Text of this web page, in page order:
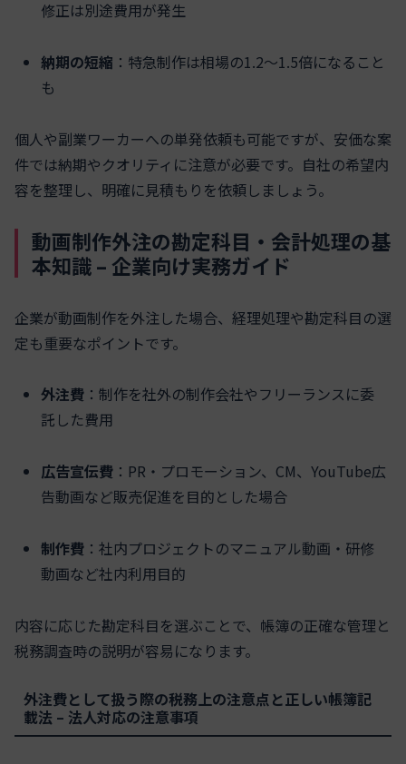
修正は別途費用が発生
納期の短縮 ：特急制作は相場の1.2～1.5倍になること
も
個人や副業ワーカーへの単発依頼も可能ですが、安価な案
件では納期やクオリティに注意が必要です。自社の希望内
容を整理し、明確に見積もりを依頼しましょう。
動画制作外注の勘定科目・会計処理の基
本知識 – 企業向け実務ガイド
企業が動画制作を外注した場合、経理処理や勘定科目の選
定も重要なポイントです。
外注費 ：制作を社外の制作会社やフリーランスに委
託した費用
広告宣伝費 ：PR・プロモーション、CM、YouTube広
告動画など販売促進を目的とした場合
制作費 ：社内プロジェクトのマニュアル動画・研修
動画など社内利用目的
内容に応じた勘定科目を選ぶことで、帳簿の正確な管理と
税務調査時の説明が容易になります。
外注費として扱う際の税務上の注意点と正しい帳簿記
載法 – 法人対応の注意事項